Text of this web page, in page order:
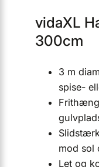
vidaXL
300cm
3 m
spise-
mod sol
Let og